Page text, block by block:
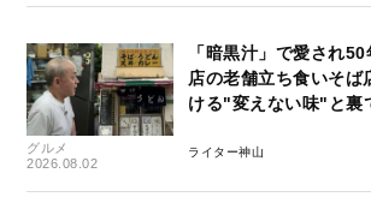
グルメ
2026.08.02
「暗黒汁」で愛され
店の老舗立ち食いそば
ける"変えない味"と裏
ライター神山